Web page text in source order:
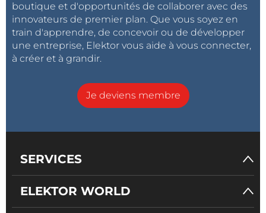
boutique et d'opportunités de collaborer avec des
innovateurs de premier plan. Que vous soyez en
train d'apprendre, de concevoir ou de développer
une entreprise, Elektor vous aide à vous connecter,
à créer et à grandir.
Je deviens membre
SERVICES
ELEKTOR WORLD